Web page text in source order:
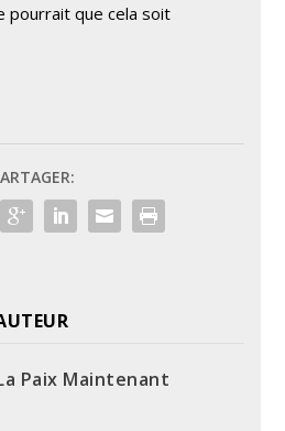
pourrait que cela soit
Paix Maintenant